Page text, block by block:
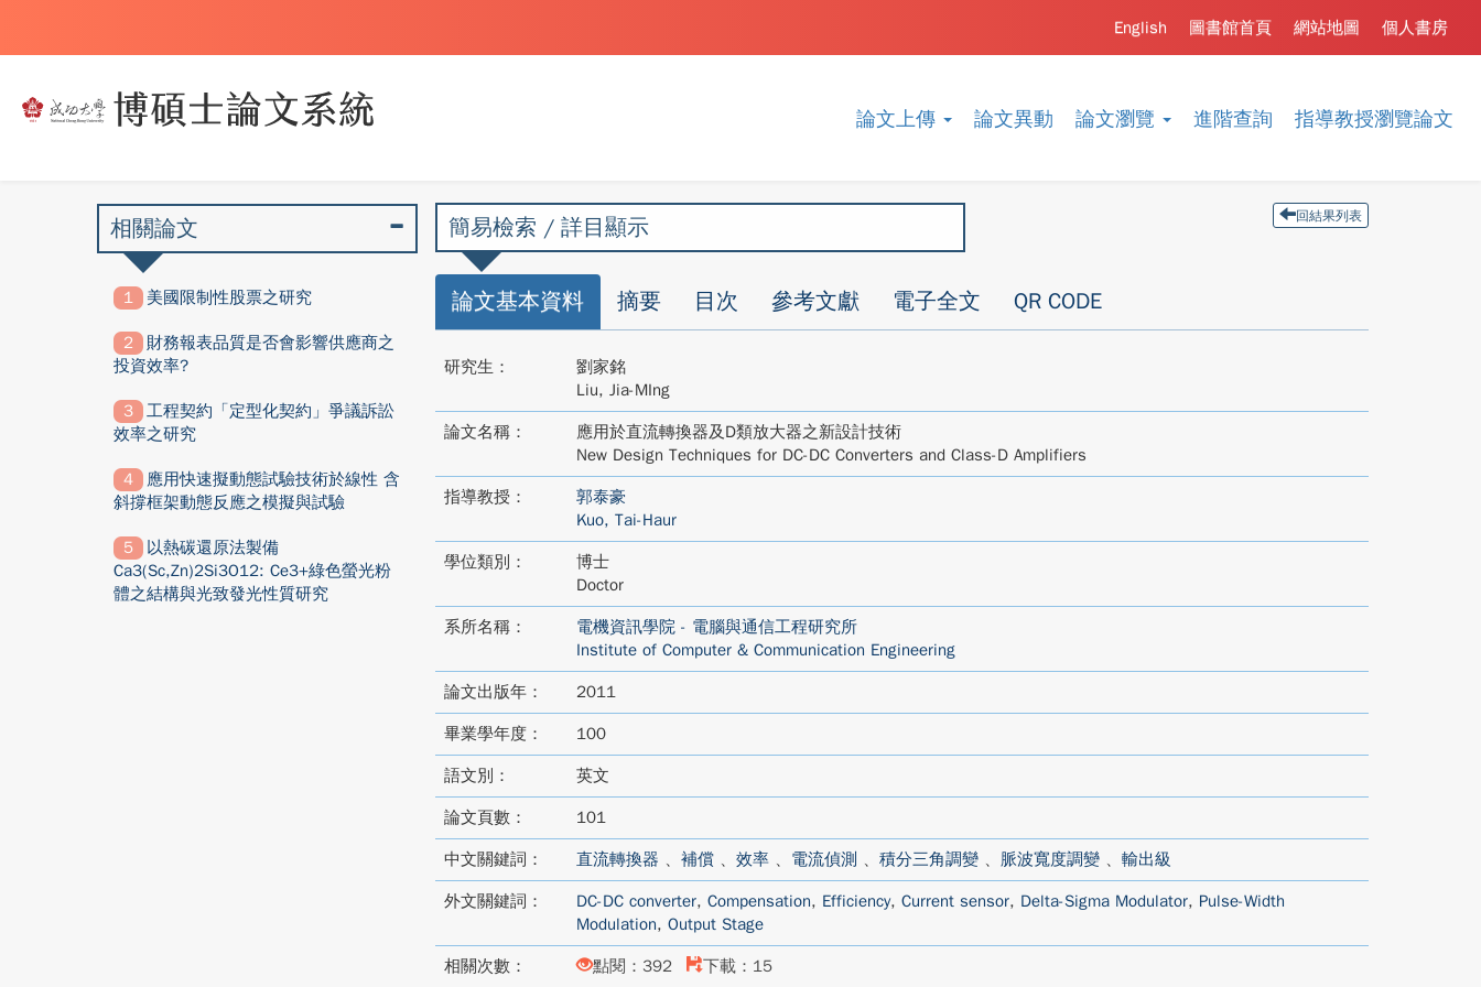
論文上傳 論文異動 論文瀏覽 進階查詢 指導教授瀏覽論文
個人書房
網站地圖
圖書館首頁
English
簡易檢索 / 詳目顯示 回結果列表
論文基本資料 摘要 目次 參考文獻 電子全文 QR CODE
研究生：
劉家銘
Liu, Jia-MIng
論文名稱：
應用於直流轉換器及D類放大器之新設計技術
New Design Techniques for DC-DC Converters and Class-D Amplifiers
指導教授：
郭泰豪
Kuo, Tai-Haur
學位類別：
博士
Doctor
系所名稱：
電機資訊學院 - 電腦與通信工程研究所
Institute of Computer & Communication Engineering
論文出版年： 2011
畢業學年度： 100
語文別： 英文
論文頁數： 101
中文關鍵詞： 直流轉換器 、 補償、 效率、 電流偵測 、 積分三角調變、 脈波寬度調變、 輸出級
外文關鍵詞： DC-DC converter, Compensation, Efficiency, Current sensor, Delta-Sigma Modulator, Pulse-Width
Modulation, Output Stage
相關次數： 點閱：392 下載：15
相關論文
美國限制性股票之研究
財務報表品質是否會影響供應商之
投資效率?
工程契約「定型化契約」爭議訴訟
效率之研究
應用快速擬動態試驗技術於線性 含
斜撐框架動態反應之模擬與試驗
以熱碳還原法製備
Ca3(Sc,Zn)2Si3O12: Ce3+綠色螢光粉
體之結構與光致發光性質研究